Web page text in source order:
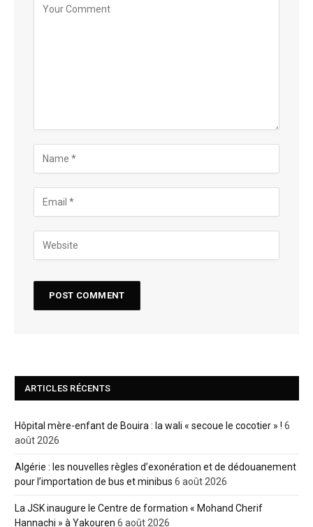
ARTICLES RÉCENTS
Hôpital mère-enfant de Bouira : la wali « secoue le cocotier » ! 6
août 2026
Algérie : les nouvelles règles d’exonération et de dédouanement
pour l’importation de bus et minibus 6 août 2026
La JSK inaugure le Centre de formation « Mohand Cherif
Hannachi » à Yakouren 6 août 2026